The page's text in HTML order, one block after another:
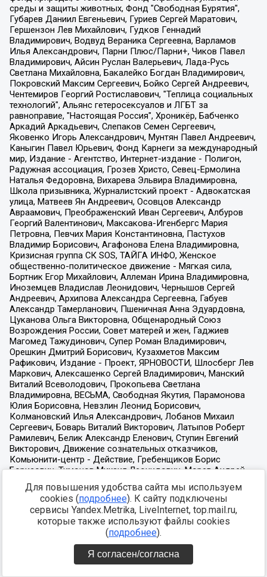
Для повышения удобства сайта мы используем
cookies (подробнее). К сайту подключены
сервисы Yandex.Metrika, LiveInternet, top.mail.ru,
которые также используют файлы cookies
(подробнее).
Я согласен/согласна